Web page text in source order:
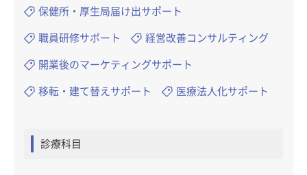
保健所・厚生局届け出サポート
職員研修サポート 経営改善コンサルティング
開業後のマーケティングサポート
移転・建て替えサポート 医療法人化サポート
診療科目